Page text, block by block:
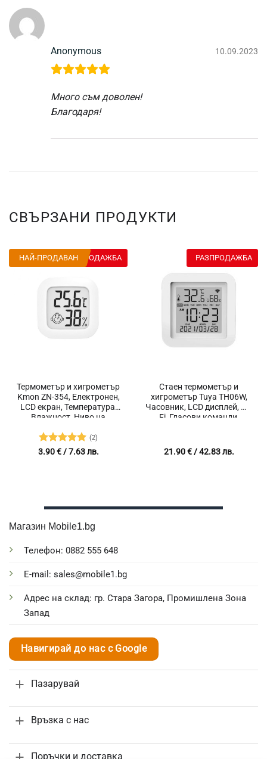
Anonymous 10.09.2023
Много съм доволен!
Благодаря!
СВЪРЗАНИ ПРОДУКТИ
Термометър и хигрометър
Kmon ZN-354, Електронен,
LCD екран, Температура,
Влажност, Ниво на
Оценено с
(2)
3.90€/ 7.63 лв.
РАЗПРОДАЖБА
НАЙ-ПРОДАВАН
Стаен термометър и
хигрометър Tuya TH06W,
Часовник, LCD дисплей, Wi-
Fi, Гласови команди,
21.90€/ 42.83 лв.
РАЗПРОДАЖБА
Магазин Mobile1.bg
Телефон: 0882 555 648
E-mail: sales@mobile1.bg
Адрес на склад: гр. Стара Загора, Промишлена Зона
Запад
Навигирай до нас с Google
Пазарувай
Връзка с нас
Поръчки и доставка